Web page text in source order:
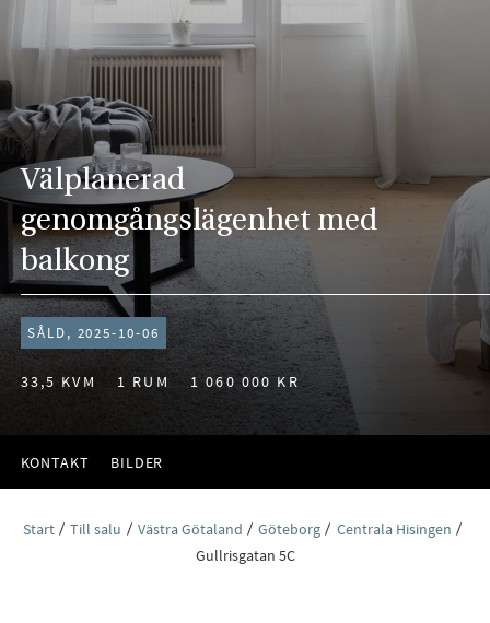
Välplanerad
genomgångslägenhet med
balkong
SÅLD, 2025-10-06
33,5 KVM 1 RUM 1 060 000 KR
KONTAKT BILDER
Start Till salu Västra Götaland Göteborg
Centrala Hisingen
Gullrisgatan 5C